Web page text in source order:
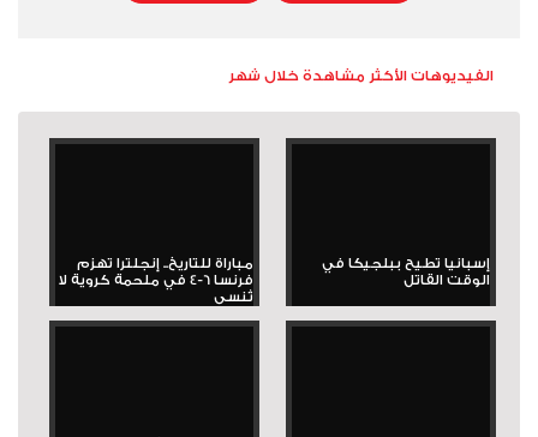
الفيديوهات الأكثر مشاهدة خلال شهر
إسبانيا تطيح ببلجيكا في
الوقت القاتل
مباراة للتاريخ.. إنجلترا تهزم
فرنسا 6-4 في ملحمة كروية لا
تُنسى